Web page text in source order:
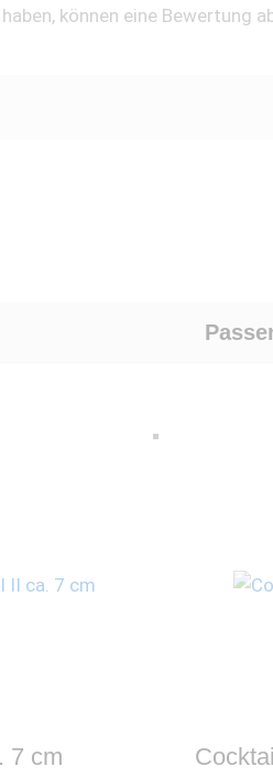
können eine Bewertung
7 cm